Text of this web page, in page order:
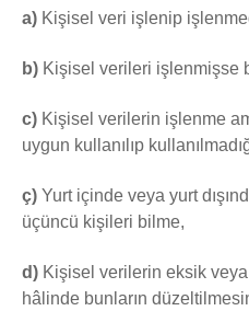
a) Kişisel veri işlenip
b) Kişisel verileri işlenmişse
c) Kişisel verilerin işlenme
uygun kullanılıp
ç) Yurt içinde veya yurt
üçüncü kişileri bilme,
d) Kişisel verilerin eksik
hâlinde bunların